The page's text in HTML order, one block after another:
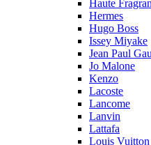
Haute
Hermes
Hugo Boss
Issey Miyake
Jean Paul
Jo Malone
Kenzo
Lacoste
Lancome
Lanvin
Lattafa
Louis Vuitton